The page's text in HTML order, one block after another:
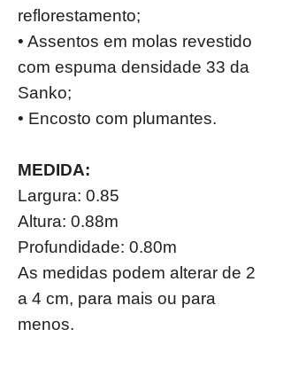
reflorestamento;
• Assentos em molas revestido
com espuma densidade 33 da
Sanko;
• Encosto com plumantes.
MEDIDA:
Largura: 0.85
Altura: 0.88m
Profundidade: 0.80m
As medidas podem alterar de 2
a 4 cm, para mais ou para
menos.